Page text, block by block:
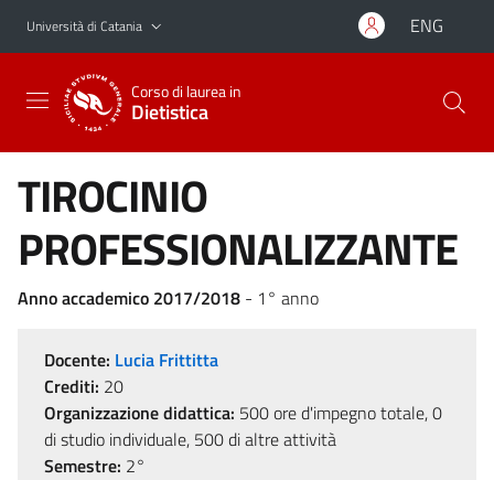
Vai al contenuto principale
Vai al menu di navigazione
Università di Catania ENG
Corso di laurea in
Dietistica
TIROCINIO
PROFESSIONALIZZANTE
Anno accademico 2017/2018 - 1° anno
Docente: Lucia Frittitta
Crediti: 20
Organizzazione didattica: 500 ore d'impegno totale, 0
di studio individuale, 500 di altre attività
Semestre: 2°